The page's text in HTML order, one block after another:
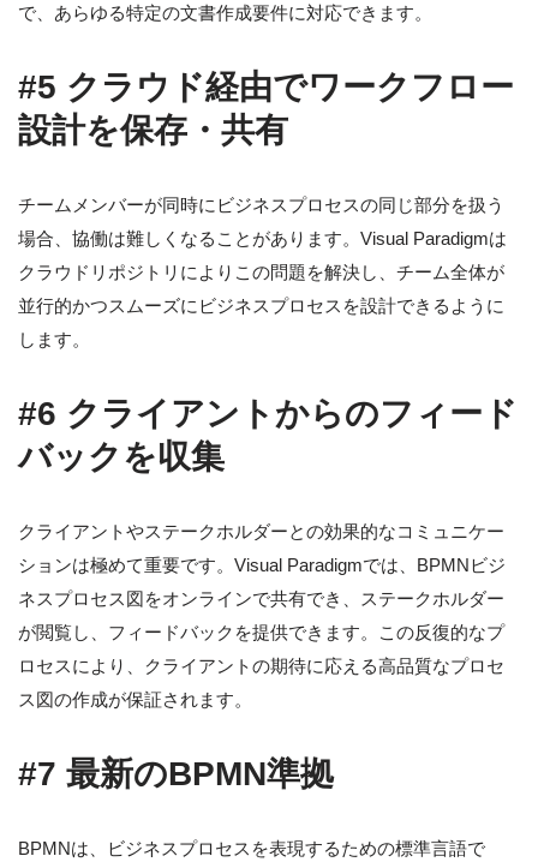
で、あらゆる特定の文書作成要件に対応できます。
#5 クラウド経由でワークフロー
設計を保存・共有
チームメンバーが同時にビジネスプロセスの同じ部分を扱う
場合、協働は難しくなることがあります。Visual Paradigmは
クラウドリポジトリによりこの問題を解決し、チーム全体が
並行的かつスムーズにビジネスプロセスを設計できるように
します。
#6 クライアントからのフィード
バックを収集
クライアントやステークホルダーとの効果的なコミュニケー
ションは極めて重要です。Visual Paradigmでは、BPMNビジ
ネスプロセス図をオンラインで共有でき、ステークホルダー
が閲覧し、フィードバックを提供できます。この反復的なプ
ロセスにより、クライアントの期待に応える高品質なプロセ
ス図の作成が保証されます。
#7 最新のBPMN準拠
BPMNは、ビジネスプロセスを表現するための標準言語で